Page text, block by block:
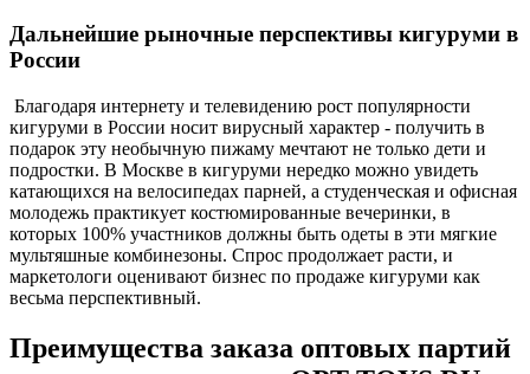
Дальнейшие рыночные перспективы кигуруми в
России
Благодаря интернету и телевидению рост популярности
кигуруми в России носит вирусный характер - получить в
подарок эту необычную пижаму мечтают не только дети и
подростки. В Москве в кигуруми нередко можно увидеть
катающихся на велосипедах парней, а студенческая и офисная
молодежь практикует костюмированные вечеринки, в
которых 100% участников должны быть одеты в эти мягкие
мультяшные комбинезоны. Спрос продолжает расти, и
маркетологи оценивают бизнес по продаже кигуруми как
весьма перспективный.
Преимущества заказа оптовых партий